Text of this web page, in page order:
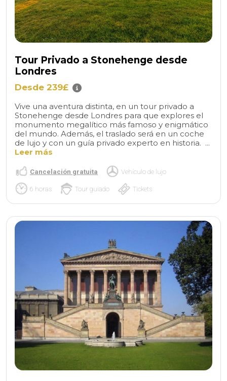
Tour Privado a Stonehenge desde
Londres
Desde 239£
Vive una aventura distinta, en un tour privado a
Stonehenge desde Londres para que explores el
monumento megalítico más famoso y enigmático
del mundo. Además, el traslado será en un coche
de lujo y con un guía privado experto en historia. ...
Leer más
Cancelación gratuita Vehículo de lujo
6 horas Tour guiado Tickets